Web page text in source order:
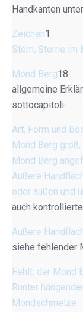
Handkanten
Zeichen1
Stern, Sterne im
Mond Berg18
allgemeine
sottocapitoli
Art, Form und
Mond Berg
Mond Berg
Äußere
oder außen und
auch
Äußere
siehe fehlender
Fehlt: der Mond
Runter
Mondschmelze